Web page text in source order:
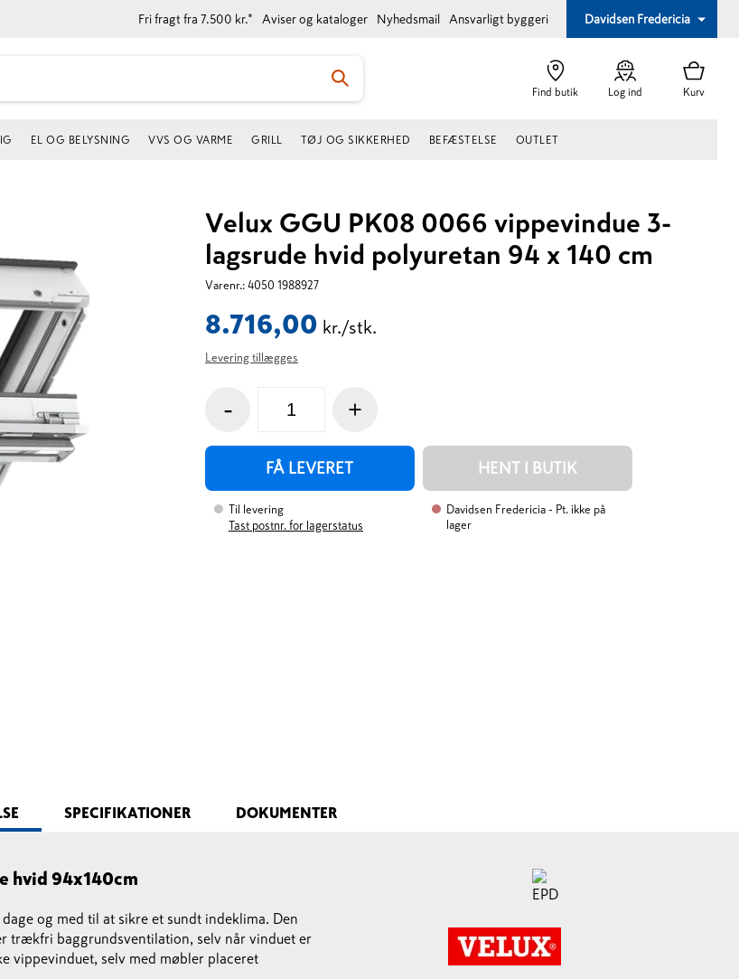
Fri fragt fra 7.500 kr.* Aviser og kataloger Nyhedsmail Ansvarligt byggeri Davidsen Fredericia
Find butik Log ind Kurv
EL OG BELYSNING VVS OG VARME GRILL TØJ OG SIKKERHED BEFÆSTELSE OUTLET
Velux GGU PK08 0066 vippevindue 3-
lagsrude hvid polyuretan 94 x 140 cm
Varenr.: 4050 1988927
8.716,00 kr./stk.
Levering tillægges
- +
FÅ LEVERET HENT I BUTIK
Til levering
Tast postnr. for lagerstatus
Davidsen Fredericia - Pt. ikke på
lager
SPECIFIKATIONER DOKUMENTER
hvid 94x140cm
og med til at sikre et sundt indeklima. Den
trækfri baggrundsventilation, selv når vinduet er
vippevinduet, selv med møbler placeret